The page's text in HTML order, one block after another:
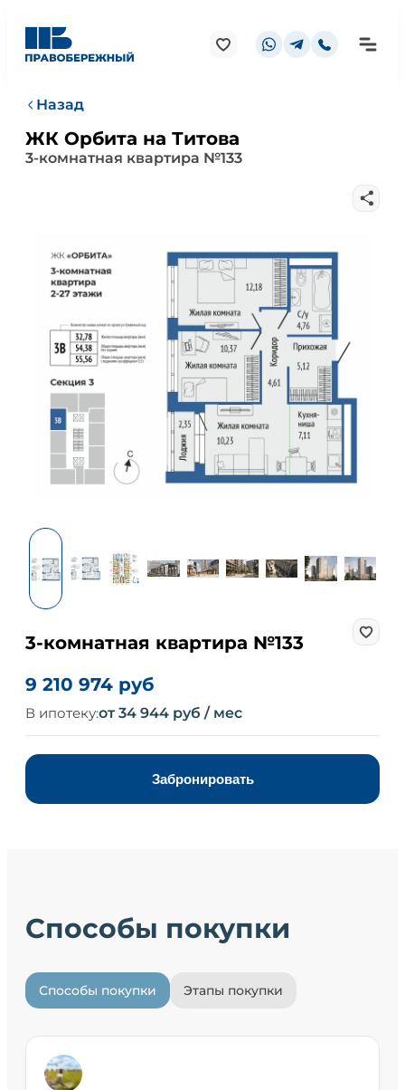
Назад
ЖК Орбита на Титова
3-комнатная квартира №133
3-комнатная квартира №133
9 210 974 руб
В ипотеку:от 34 944 руб / мес
Забронировать
Способы покупки
Способы покупки Этапы покупки